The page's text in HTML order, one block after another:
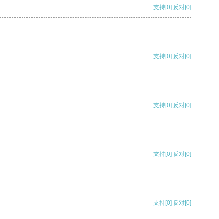
支持[0] 反对[0]
支持[0] 反对[0]
支持[0] 反对[0]
支持[0] 反对[0]
支持[0] 反对[0]